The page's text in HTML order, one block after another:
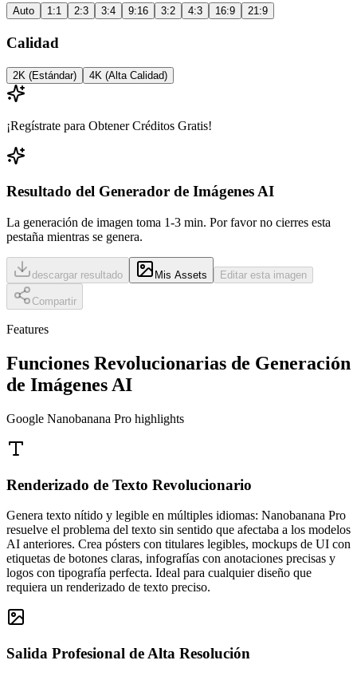
Auto 1:1 2:3 3:4 9:16 3:2 4:3 16:9 21:9
Calidad
2K (Estándar) 4K (Alta Calidad)
¡Regístrate para Obtener Créditos Gratis!
Resultado del Generador de Imágenes AI
La generación de imagen toma 1-3 min. Por favor no cierres esta
pestaña mientras se genera.
descargar resultado Mis Assets Editar esta imagen
Compartir
Features
Funciones Revolucionarias de Generación
de Imágenes AI
Google Nanobanana Pro highlights
Renderizado de Texto Revolucionario
Genera texto nítido y legible en múltiples idiomas: Nanobanana Pro
resuelve el problema del texto sin sentido que afectaba a los modelos
AI anteriores. Crea pósters con titulares legibles, mockups de UI con
etiquetas de botones claras, infografías con anotaciones precisas y
logos con tipografía perfecta. Ideal para cualquier diseño que
requiera un renderizado de texto preciso.
Salida Profesional de Alta Resolución